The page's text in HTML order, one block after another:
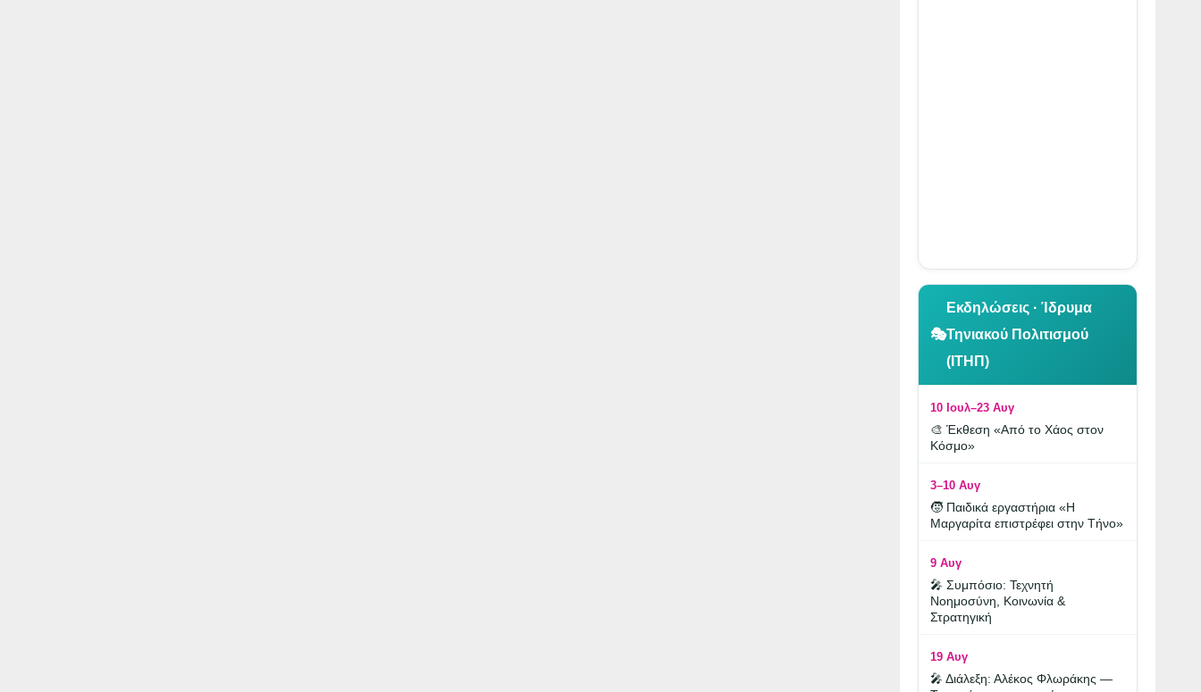
👆 Κλικ για περιήγηση
🎭
Εκδηλώσεις · Ίδρυμα
Τηνιακού Πολιτισμού
(ΙΤΗΠ)
10 Ιουλ–23 Αυγ
🎨 Έκθεση «Από το Χάος στον
Κόσμο»
3–10 Αυγ
🧒 Παιδικά εργαστήρια «Η
Μαργαρίτα επιστρέφει στην Τήνο»
9 Αυγ
🎤 Συμπόσιο: Τεχνητή
Νοημοσύνη, Κοινωνία &
Στρατηγική
19 Αυγ
🎤 Διάλεξη: Αλέκος Φλωράκης —